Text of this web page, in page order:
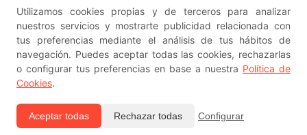
Powered by
Translate
Diseño web creado por Erick
© ElSevillista.es - Información sobre
el Sevilla FC, Sevilla Atlético, Sevilla Femenino y su Cantera
-- --
Utilizamos cookies propias y de terceros para analizar
nuestros servicios y mostrarte publicidad relacionada con
tus preferencias mediante el análisis de tus hábitos de
navegación. Puedes aceptar todas las cookies, rechazarlas
o configurar tus preferencias en base a nuestra Política de
Cookies.
Aceptar todas Rechazar todas Configurar
2026